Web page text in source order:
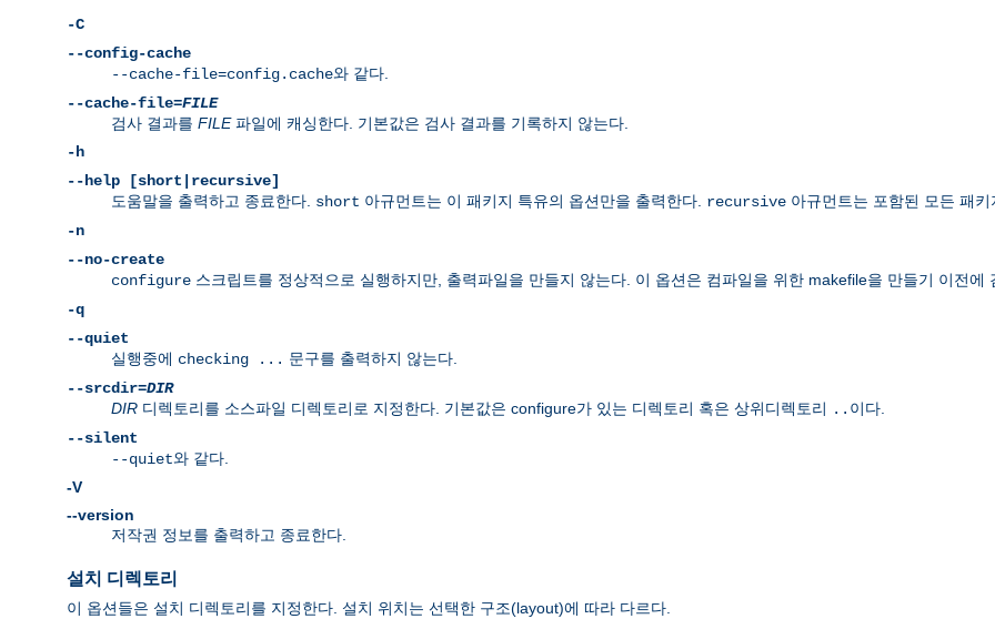
-C
--config-cache
--cache-file=config.cache와 같다.
--cache-file=FILE
검사 결과를 FILE파일에 캐싱한다. 기본값은 검사 결과를 기록하지 않는다.
-h
--help [short|recursive]
도움말을 출력하고 종료한다. short 아규먼트는 이 패키지 특유의 옵션만을 출력한다. recursive 아규먼트는 포함된 모든 패
-n
--no-create
configure 스크립트를 정상적으로 실행하지만, 출력파일을 만들지 않는다. 이 옵션은 컴파일을 위한 makefile을 만들기 이전에
-q
--quiet
실행중에 checking ... 문구를 출력하지 않는다.
--srcdir=DIR
DIR 디렉토리를 소스파일 디렉토리로 지정한다. 기본값은 configure가 있는 디렉토리 혹은 상위디렉토리 .. 이다.
--silent
--quiet와 같다.
-V
--version
저작권 정보를 출력하고 종료한다.
설치 디렉토리
이 옵션들은 설치 디렉토리를 지정한다. 설치 위치는 선택한 구조(layout)에 따라 다르다.